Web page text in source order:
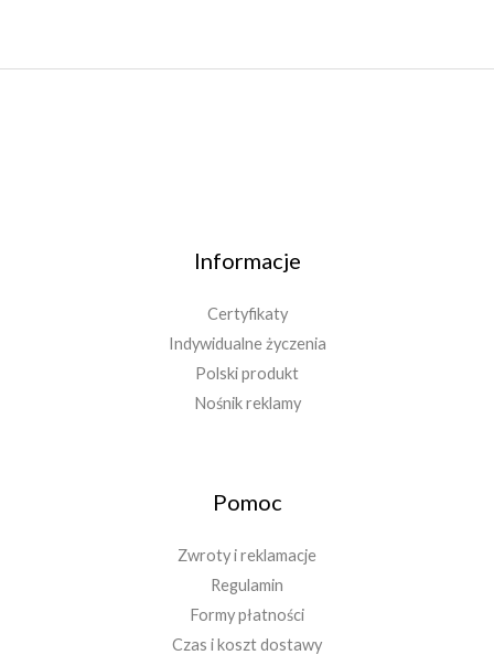
Informacje
Certyfikaty
Indywidualne życzenia
Polski produkt
Nośnik reklamy
Pomoc
Zwroty i reklamacje
Regulamin
Formy płatności
Czas i koszt dostawy